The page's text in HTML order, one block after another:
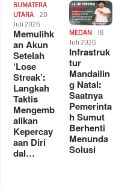
SUMATERA
UTARA
20
Juli 2026
Memulihk
an Akun
Setelah
‘Lose
Streak’:
Langkah
Taktis
Mengemb
alikan
Kepercay
aan Diri
dal…
MEDAN
18
Juli 2026
Infrastruk
tur
Mandailin
g Natal:
Saatnya
Pemerinta
h Sumut
Berhenti
Menunda
Solusi